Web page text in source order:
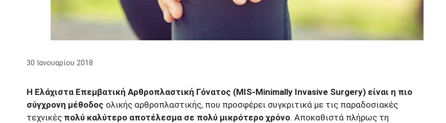
30 Ιανουαρίου 2018
Η Ελάχιστα Επεμβατική Αρθροπλαστική Γόνατος (MIS-Μinimally Ιnvasive Surgery) είναι η πιο
σύγχρονη μέθοδος ολικής αρθροπλαστικής, που προσφέρει συγκριτικά με τις παραδοσιακές
τεχνικές πολύ καλύτερο αποτέλεσμα σε πολύ μικρότερο χρόνο. Αποκαθιστά πλήρως τη